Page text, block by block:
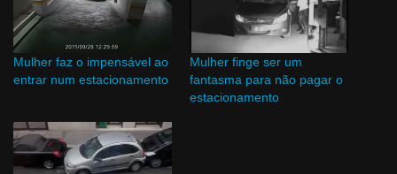
Mulher faz o impensável ao
entrar num estacionamento
Mulher finge ser um
fantasma para não pagar o
estacionamento